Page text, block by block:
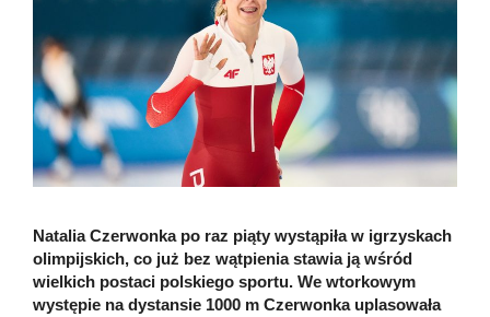
Natalia Czerwonka po raz piąty wystąpiła w igrzyskach
olimpijskich, co już bez wątpienia stawia ją wśród
wielkich postaci polskiego sportu. We wtorkowym
występie na dystansie 1000 m Czerwonka uplasowała